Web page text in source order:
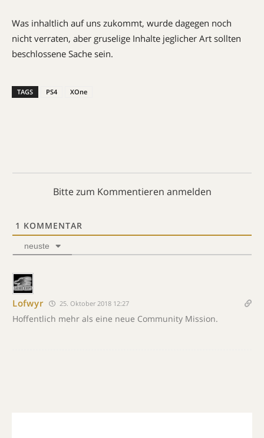
Was inhaltlich auf uns zukommt, wurde dagegen noch
nicht verraten, aber gruselige Inhalte jeglicher Art sollten
beschlossene Sache sein.
TAGS PS4 XOne
Bitte zum Kommentieren anmelden
1 KOMMENTAR
neuste
Lofwyr 25. Oktober 2018 12:27
Hoffentlich mehr als eine neue Community Mission.